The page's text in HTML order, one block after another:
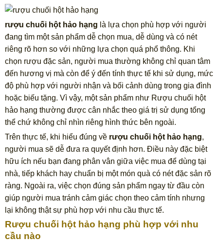
rượu chuối hột hảo hạng là lựa chọn phù hợp với người
đang tìm một sản phẩm dễ chọn mua, dễ dùng và có nét
riêng rõ hơn so với những lựa chọn quá phổ thông. Khi
chọn rượu đặc sản, người mua thường không chỉ quan tâm
đến hương vị mà còn để ý đến tính thực tế khi sử dụng, mức
độ phù hợp với người nhận và bối cảnh dùng trong gia đình
hoặc biếu tặng. Vì vậy, một sản phẩm như Rượu chuối hột
hảo hạng thường được cân nhắc theo giá trị sử dụng tổng
thể chứ không chỉ nhìn riêng hình thức bên ngoài.
Trên thực tế, khi hiểu đúng về rượu chuối hột hảo hạng,
người mua sẽ dễ đưa ra quyết định hơn. Điều này đặc biệt
hữu ích nếu bạn đang phân vân giữa việc mua để dùng tại
nhà, tiếp khách hay chuẩn bị một món quà có nét đặc sản rõ
ràng. Ngoài ra, việc chọn đúng sản phẩm ngay từ đầu còn
giúp người mua tránh cảm giác chọn theo cảm tính nhưng
lại không thật sự phù hợp với nhu cầu thực tế.
Rượu chuối hột hảo hạng phù hợp với nhu
cầu nào